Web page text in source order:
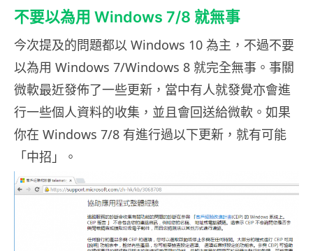
不要以為用 Windows 7/8 就無事
今次提及的問題都以 Windows 10 為主，不過不要
以為用 Windows 7/Windows 8 就完全無事。事關
微軟最近發佈了一些更新，當中有人就發覺亦會進
行一些個人資料的收集，並且會回送給微軟。如果
你在 Windows 7/8 有進行過以下更新，就有可能
「中招」。